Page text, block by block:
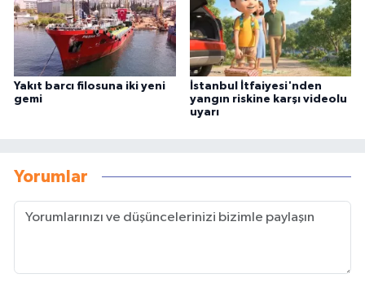
Yakıt barcı filosuna iki yeni
gemi
İstanbul İtfaiyesi'nden
yangın riskine karşı videolu
uyarı
Yorumlar